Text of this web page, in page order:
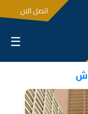
اتصل الان
☰
ش